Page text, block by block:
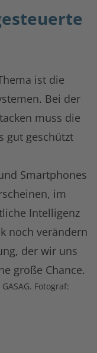
ist die
Bei der
muss die
gut geschützt
Smartphones
im
Intelligenz
noch verändern
der wir uns
große Chance.
Fotograf: